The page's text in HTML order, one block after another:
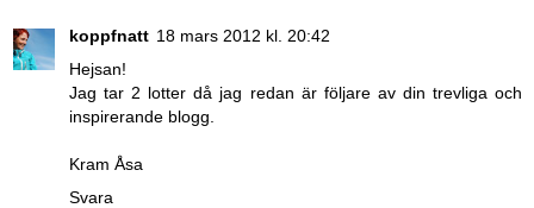
koppfnatt 18 mars 2012 kl. 20:42
Hejsan!
Jag tar 2 lotter då jag redan är följare av din trevliga och
inspirerande blogg.
Kram Åsa
Svara